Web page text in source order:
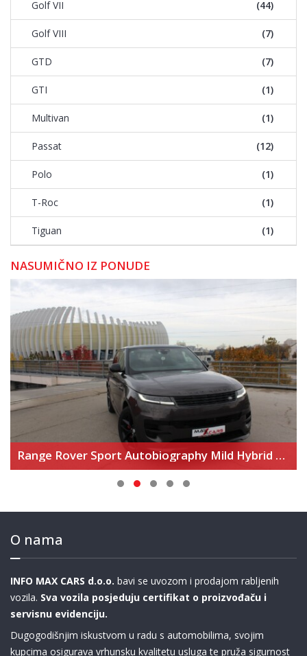
Golf VII (44)
Golf VIII (7)
GTD (7)
GTI (1)
Multivan (1)
Passat (12)
Polo (1)
T-Roc (1)
Tiguan (1)
NASUMIČNO IZ PONUDE
BMW 545e xDrive M Sport Edition
O nama
INFO MAX CARS d.o.o. bavi se uvozom i prodajom rabljenih
vozila. Sva vozila posjeduju certifikat o proizvođaču i
servisnu evidenciju.
Dugogodišnjim iskustvom u radu s automobilima, svojim
kupcima osigurava vrhunsku kvalitetu usluga te pruža sigurnost